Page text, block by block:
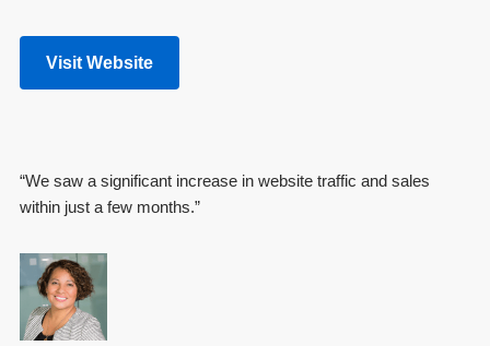
Visit Website
“We saw a significant increase in website traffic and sales
within just a few months.”